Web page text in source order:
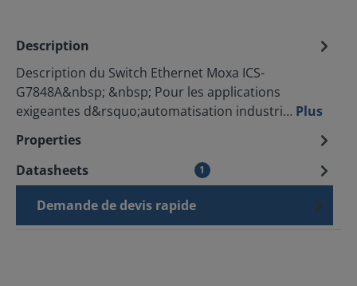
Description
Description du Switch Ethernet Moxa ICS-
G7848A&nbsp; &nbsp; Pour les applications
exigeantes d&rsquo;automatisation industri… Plus
Properties
Datasheets
1
Demande de devis rapide